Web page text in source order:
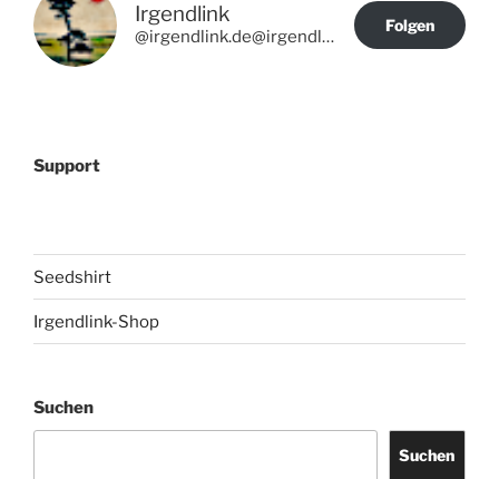
Irgendlink
@irgendlink.de@irgendlink.de
Folgen
Support
Seedshirt
Irgendlink-Shop
Suchen
Suchen